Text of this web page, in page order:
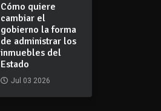
Cómo quiere
cambiar el
gobierno la forma
de administrar los
inmuebles del
Estado
Jul 03 2026